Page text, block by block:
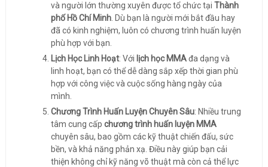
và người lớn thường xuyên được tổ chức tại Thành
phố Hồ Chí Minh. Dù bạn là người mới bắt đầu hay
đã có kinh nghiệm, luôn có chương trình huấn luyện
phù hợp với bạn.
Lịch Học Linh Hoạt: Với lịch học MMAđa dạng và
linh hoạt, bạn có thể dễ dàng sắp xếp thời gian phù
hợp với công việc và cuộc sống hàng ngày của
mình.
Chương Trình Huấn Luyện Chuyên Sâu: Nhiều trung
tâm cung cấp chương trình huấn luyện MMA
chuyên sâu, bao gồm các kỹ thuật chiến đấu, sức
bền, và khả năng phản xạ. Điều này giúp bạn cải
thiện không chỉ kỹ năng võ thuật mà còn cả thể lực